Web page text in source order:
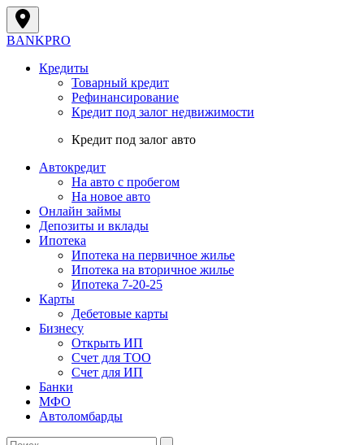
BANKPRO
Кредиты
Товарный кредит
Рефинансирование
Кредит под залог недвижимости
Кредит под залог авто
Автокредит
На авто с пробегом
На новое авто
Онлайн займы
Депозиты и вклады
Ипотека
Ипотека на первичное жилье
Ипотека на вторичное жилье
Ипотека 7-20-25
Карты
Дебетовые карты
Бизнесу
Открыть ИП
Cчет для ТОО
Счет для ИП
Банки
МФО
Автоломбарды